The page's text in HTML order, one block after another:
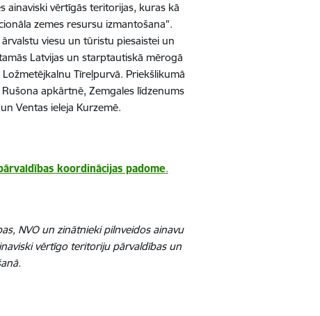
ainaviski vērtīgās teritorijas, kuras kā
zemes resursu izmantošana".
viesu un tūristu piesaistei un
Latvijas un starptautiskā mērogā
Tīreļpurvā. Priekšlikumā
apkārtnē, Zemgales līdzenums
Ventas ieleja Kurzemē.
koordinācijas padome.
NVO un zinātnieki pilnveidos ainavu
vērtīgo teritoriju pārvaldības un